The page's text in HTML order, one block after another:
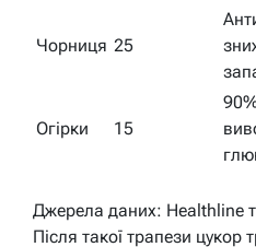
Чорниця 25
Огірки 15
Джерела даних: Healthline
Після такої трапези цукор